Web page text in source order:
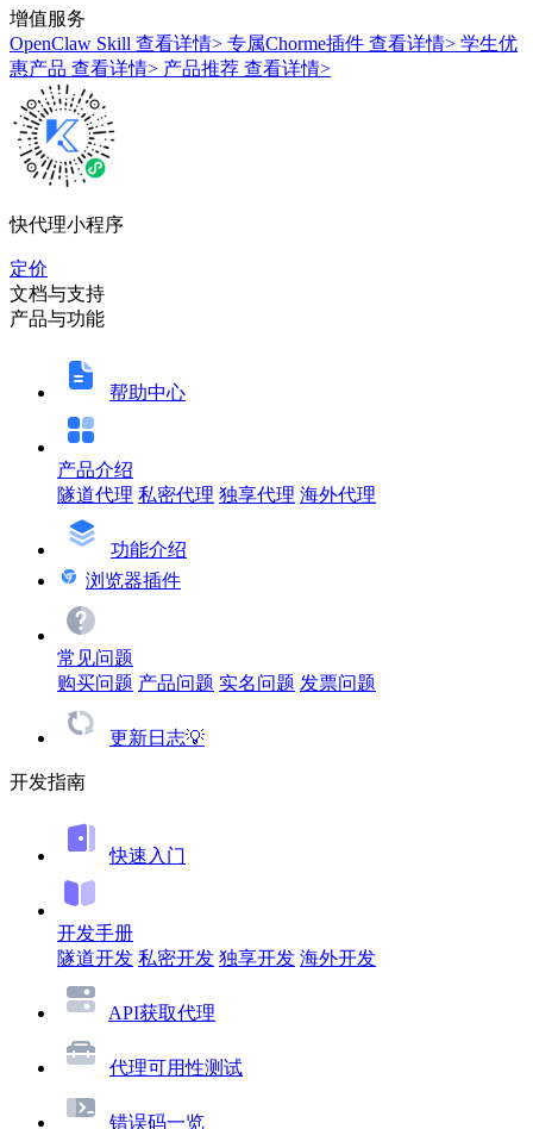
增值服务
OpenClaw Skill 查看详情> 专属Chorme插件 查看详情> 学生优
惠产品 查看详情> 产品推荐 查看详情>
快代理小程序
定价
文档与支持
产品与功能
帮助中心
产品介绍
隧道代理 私密代理 独享代理 海外代理
功能介绍
浏览器插件
常见问题
购买问题 产品问题 实名问题 发票问题
更新日志💡
开发指南
快速入门
开发手册
隧道开发 私密开发 独享开发 海外开发
API获取代理
代理可用性测试
错误码一览